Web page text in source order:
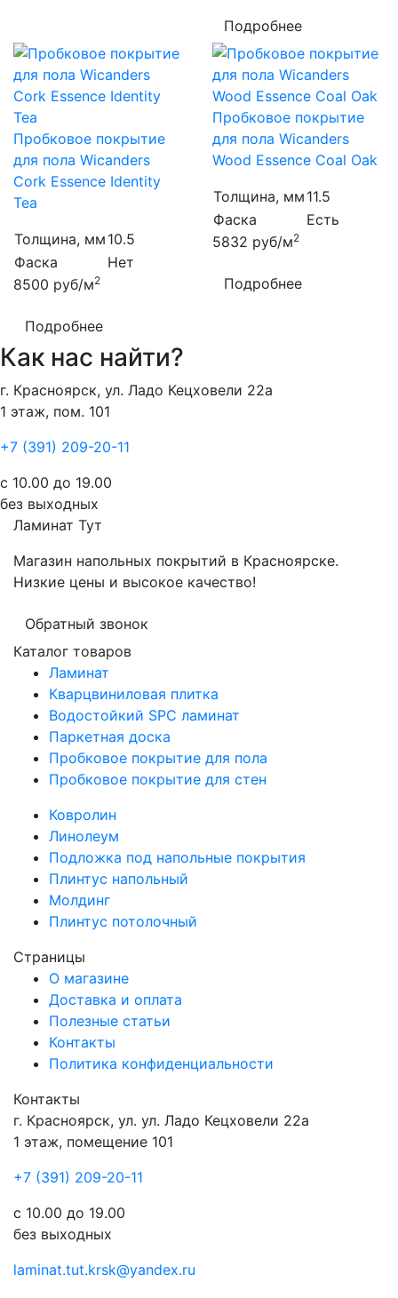
Подробнее
Пробковое покрытие
для пола Wicanders
Cork Essence Identity
Tea
Толщина, мм 10.5
Фаска
Нет
8500 руб/м2
Подробнее
Пробковое покрытие
для пола Wicanders
Wood Essence Coal Oak
Толщина, мм 11.5
Фаска
Есть
5832 руб/м2
Подробнее
Как нас найти?
г. Красноярск, ул. Ладо Кецховели 22а
1 этаж, пом. 101
+7 (391) 209-20-11
с 10.00 до 19.00
без выходных
Ламинат Тут
Магазин напольных покрытий в Красноярске.
Низкие цены и высокое качество!
Обратный звонок
Каталог товаров
Ламинат
Кварцвиниловая плитка
Водостойкий SPC ламинат
Паркетная доска
Пробковое покрытие для пола
Пробковое покрытие для стен
Ковролин
Линолеум
Подложка под напольные покрытия
Плинтус напольный
Молдинг
Плинтус потолочный
Страницы
О магазине
Доставка и оплата
Полезные статьи
Контакты
Политика конфиденциальности
Контакты
г. Красноярск, ул. ул. Ладо Кецховели 22а
1 этаж, помещение 101
+7 (391) 209-20-11
с 10.00 до 19.00
без выходных
laminat.tut.krsk@yandex.ru